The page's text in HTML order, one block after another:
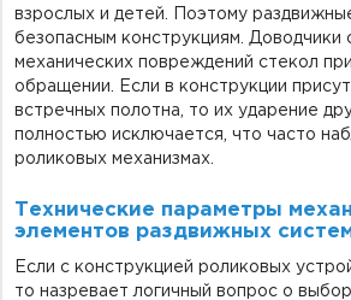
взрослых и детей. Поэтому
безопасным конструкциям. Доводчики
механических повреждений стекол
обращении. Если в конструкции
встречных полотна, то их ударение
полностью исключается, что часто
роликовых механизмах.
Технические параметры
элементов раздвижных
Если с конструкцией роликовых
то назревает логичный вопрос о